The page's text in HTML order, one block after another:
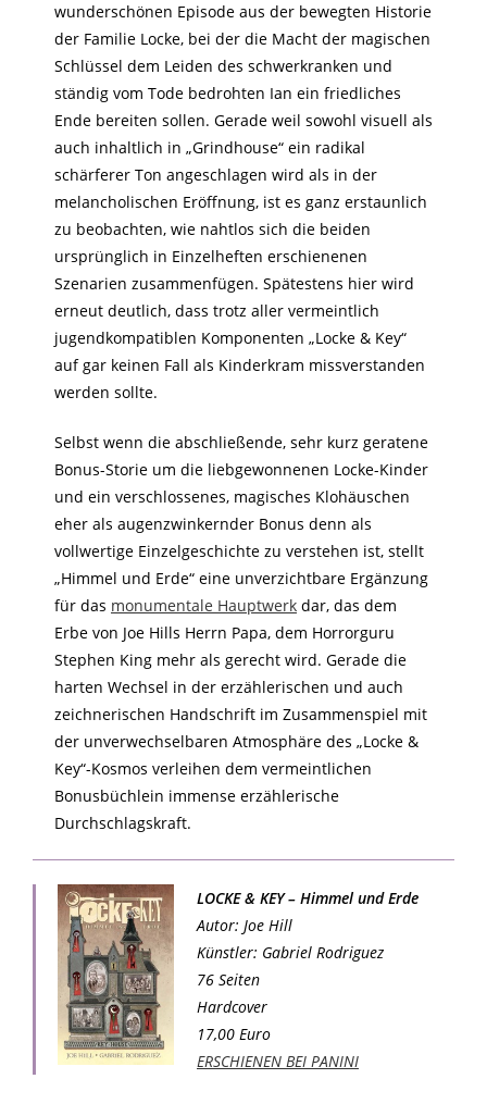
wunderschönen Episode aus der bewegten Historie
der Familie Locke, bei der die Macht der magischen
Schlüssel dem Leiden des schwerkranken und
ständig vom Tode bedrohten Ian ein friedliches
Ende bereiten sollen. Gerade weil sowohl visuell als
auch inhaltlich in „Grindhouse“ ein radikal
schärferer Ton angeschlagen wird als in der
melancholischen Eröffnung, ist es ganz erstaunlich
zu beobachten, wie nahtlos sich die beiden
ursprünglich in Einzelheften erschienenen
Szenarien zusammenfügen. Spätestens hier wird
erneut deutlich, dass trotz aller vermeintlich
jugendkompatiblen Komponenten „Locke & Key“
auf gar keinen Fall als Kinderkram missverstanden
werden sollte.
Selbst wenn die abschließende, sehr kurz geratene
Bonus-Storie um die liebgewonnenen Locke-Kinder
und ein verschlossenes, magisches Klohäuschen
eher als augenzwinkernder Bonus denn als
vollwertige Einzelgeschichte zu verstehen ist, stellt
„Himmel und Erde“ eine unverzichtbare Ergänzung
für das monumentale Hauptwerk dar, das dem
Erbe von Joe Hills Herrn Papa, dem Horrorguru
Stephen King mehr als gerecht wird. Gerade die
harten Wechsel in der erzählerischen und auch
zeichnerischen Handschrift im Zusammenspiel mit
der unverwechselbaren Atmosphäre des „Locke &
Key“-Kosmos verleihen dem vermeintlichen
Bonusbüchlein immense erzählerische
Durchschlagskraft.
LOCKE & KEY – Himmel und Erde
Autor: Joe Hill
Künstler: Gabriel Rodriguez
76 Seiten
Hardcover
17,00 Euro
ERSCHIENEN BEI PANINI